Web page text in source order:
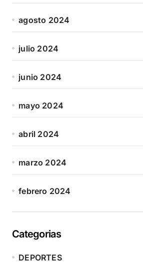
agosto 2024
julio 2024
junio 2024
mayo 2024
abril 2024
marzo 2024
febrero 2024
Categorias
DEPORTES